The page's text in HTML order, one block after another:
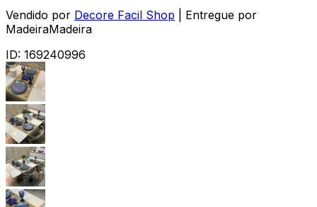
Vendido por Decore Facil Shop
| Entregue por
MadeiraMadeira
ID: 169240996